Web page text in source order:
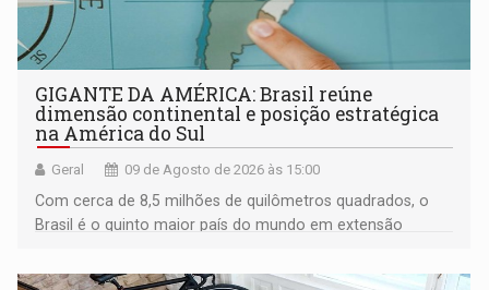
GIGANTE DA AMÉRICA: Brasil reúne
dimensão continental e posição estratégica
na América do Sul
Geral 09 de Agosto de 2026 às 15:00
Com cerca de 8,5 milhões de quilômetros quadrados, o
Brasil é o quinto maior país do mundo em extensão